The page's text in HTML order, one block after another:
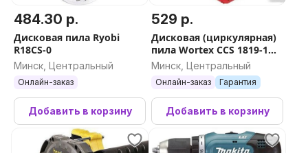
484.30 р.
Дисковая пила Ryobi
R18CS-0
Минск, Центральный
Онлайн-заказ
Добавить в корзину
529 р.
Дисковая (циркулярная)
пила Wortex CCS 1819-1
1329533 (с 1-м АКБ, кейс)
Минск, Центральный
Онлайн-заказ Гарантия
Добавить в корзину